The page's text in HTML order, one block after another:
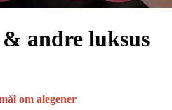
andre luksus
om alegener